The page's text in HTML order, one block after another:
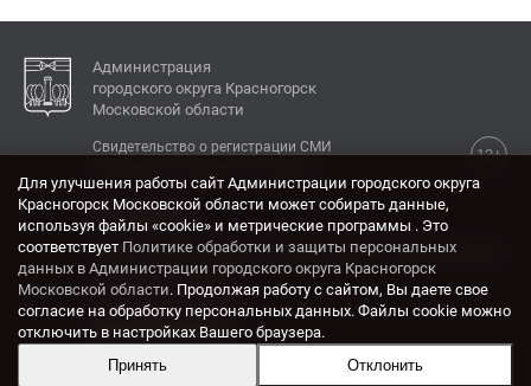
Администрация
городского округа Красногорск
Московской области
12+
Свидетельство о регистрации СМИ
КОНТАКТЫ
Адрес: 143404, Московская область, г. Красногорск,
ул. Ленина, дом 4.
Электронная почта:
krasrn@mosreg.ru
Разработка и поддержка сайта ADN
Для улучшения работы сайт Администрации городского округа
Красногорск Московской области может собирать данные,
используя файлы «cookie» и метрические программы . Это
соответствует Политике обработки и защиты персональных
данных в Администрации городского округа Красногорск
Московской области. Продолжая работу с сайтом, Вы даете свое
согласие на обработку персональных данных. Файлы cookie можно
отключить в настройках Вашего браузера.
Принять
Отклонить